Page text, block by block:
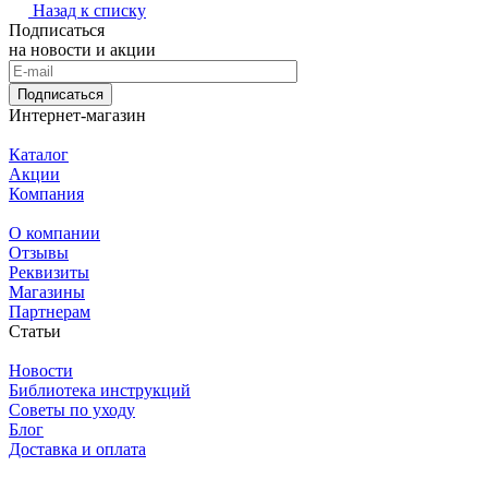
Назад к списку
Подписаться
на новости и акции
Подписаться
Интернет-магазин
Каталог
Акции
Компания
О компании
Отзывы
Реквизиты
Магазины
Партнерам
Статьи
Новости
Библиотека инструкций
Советы по уходу
Блог
Доставка и оплата